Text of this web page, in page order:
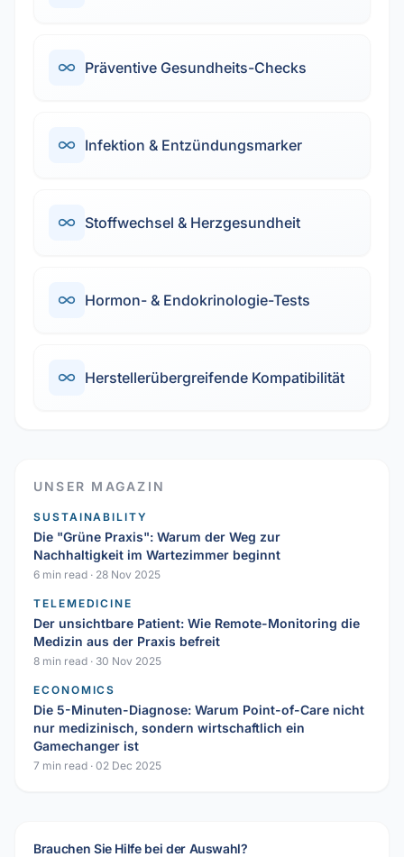
Präventive Gesundheits-Checks
Infektion & Entzündungsmarker
Stoffwechsel & Herzgesundheit
Hormon- & Endokrinologie-Tests
Herstellerübergreifende Kompatibilität
UNSER MAGAZIN
SUSTAINABILITY
Die "Grüne Praxis": Warum der Weg zur
Nachhaltigkeit im Wartezimmer beginnt
6 min read · 28 Nov 2025
TELEMEDICINE
Der unsichtbare Patient: Wie Remote-Monitoring die
Medizin aus der Praxis befreit
8 min read · 30 Nov 2025
ECONOMICS
Die 5-Minuten-Diagnose: Warum Point-of-Care nicht
nur medizinisch, sondern wirtschaftlich ein
Gamechanger ist
7 min read · 02 Dec 2025
Brauchen Sie Hilfe bei der Auswahl?